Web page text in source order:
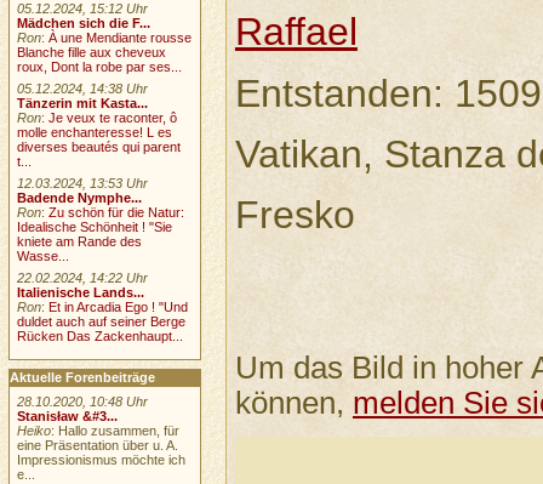
Raffael
Entstanden: 1509
Vatikan, Stanza
Fresko
Um das Bild in hoher
können, melden Sie
05.12.2024, 15:12 Uhr
Mädchen sich die F...
Ron:À une Mendiante rousse
Blanche fille aux cheveux
roux, Dont la robe par ses...
05.12.2024, 14:38 Uhr
Tänzerin mit Kasta...
Ron:Je veux te raconter, ô
molle enchanteresse! L es
diverses beautés qui parent
t...
12.03.2024, 13:53 Uhr
Badende Nymphe...
Ron:Zu schön für die Natur:
Idealische Schönheit ! "Sie
kniete am Rande des
Wasse...
22.02.2024, 14:22 Uhr
Italienische Lands...
Ron:Et in Arcadia Ego ! "Und
duldet auch auf seiner Berge
Rücken Das Zackenhaupt...
Aktuelle Forenbeiträge
28.10.2020, 10:48 Uhr
Stanisław &#3...
Heiko: Hallo zusammen, für
eine Präsentation über u. A.
Impressionismus möchte ich
e...